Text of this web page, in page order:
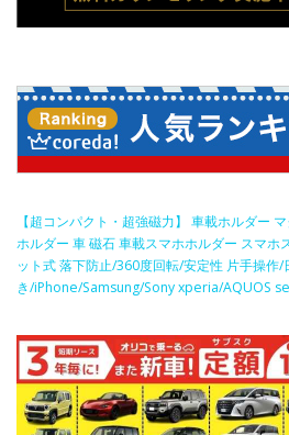
【超コンパクト・超強磁力】 車載ホルダー
ホルダー 車 磁石 車載スマホホルダー スマホ
ット式 落下防止/360度回転/安定性 片手操作/
き/iPhone/Samsung/Sony xperia/AQUOS